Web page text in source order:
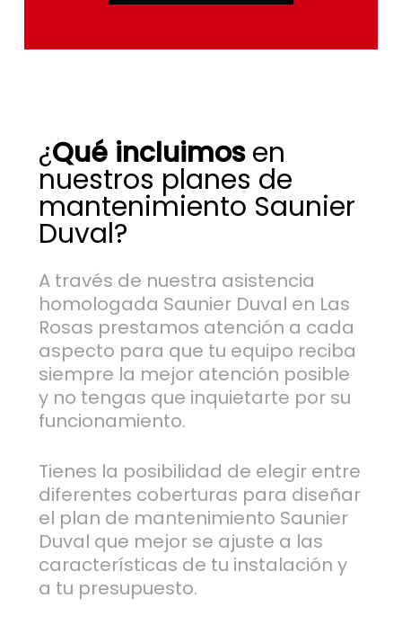
¿Qué incluimosen
nuestros planes de
mantenimiento Saunier
Duval?
A través de nuestra asistencia
homologada Saunier Duval en Las
Rosas prestamos atención a cada
aspecto para que tu equipo reciba
siempre la mejor atención posible
y no tengas que inquietarte por su
funcionamiento.
Tienes la posibilidad de elegir entre
diferentes coberturas para diseñar
el plan de mantenimiento Saunier
Duval que mejor se ajuste a las
características de tu instalación y
a tu presupuesto.